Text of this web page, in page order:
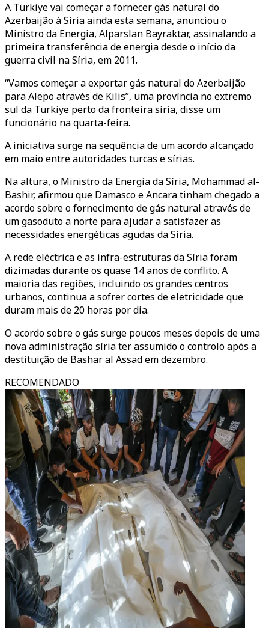
A Türkiye vai começar a fornecer gás natural do
Azerbaijão à Síria ainda esta semana, anunciou o
Ministro da Energia, Alparslan Bayraktar, assinalando a
primeira transferência de energia desde o início da
guerra civil na Síria, em 2011.
“Vamos começar a exportar gás natural do Azerbaijão
para Alepo através de Kilis”, uma província no extremo
sul da Türkiye perto da fronteira síria, disse um
funcionário na quarta-feira.
A iniciativa surge na sequência de um acordo alcançado
em maio entre autoridades turcas e sírias.
Na altura, o Ministro da Energia da Síria, Mohammad al-
Bashir, afirmou que Damasco e Ancara tinham chegado a
acordo sobre o fornecimento de gás natural através de
um gasoduto a norte para ajudar a satisfazer as
necessidades energéticas agudas da Síria.
A rede eléctrica e as infra-estruturas da Síria foram
dizimadas durante os quase 14 anos de conflito. A
maioria das regiões, incluindo os grandes centros
urbanos, continua a sofrer cortes de eletricidade que
duram mais de 20 horas por dia.
O acordo sobre o gás surge poucos meses depois de uma
nova administração síria ter assumido o controlo após a
destituição de Bashar al Assad em dezembro.
RECOMENDADO